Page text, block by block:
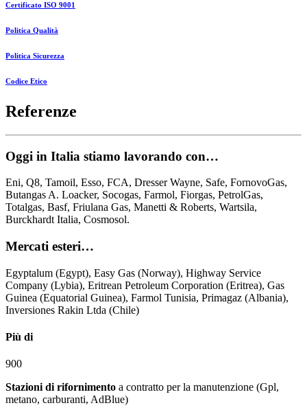
Certificato ISO 9001
Politica Qualità
Politica Sicurezza
Codice Etico
Referenze
Oggi in Italia stiamo lavorando con…
Eni, Q8, Tamoil, Esso, FCA, Dresser Wayne, Safe, FornovoGas,
Butangas A. Loacker, Socogas, Farmol, Fiorgas, PetrolGas,
Totalgas, Basf, Friulana Gas, Manetti & Roberts, Wartsila,
Burckhardt Italia, Cosmosol.
Mercati esteri…
Egyptalum (Egypt), Easy Gas (Norway), Highway Service
Company (Lybia), Eritrean Petroleum Corporation (Eritrea), Gas
Guinea (Equatorial Guinea), Farmol Tunisia, Primagaz (Albania),
Inversiones Rakin Ltda (Chile)
Più di
900
Stazioni di rifornimento a contratto per la manutenzione (Gpl,
metano, carburanti, AdBlue)